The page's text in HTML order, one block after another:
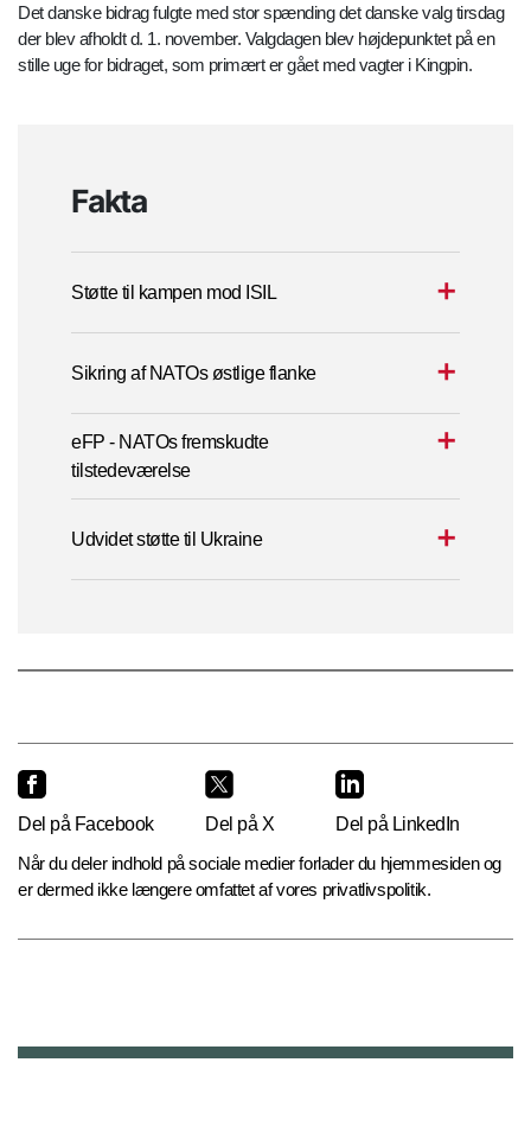
Det danske bidrag fulgte med stor spænding det danske valg tirsdag
der blev afholdt d. 1. november. Valgdagen blev højdepunktet på en
stille uge for bidraget, som primært er gået med vagter i Kingpin.
Fakta
Støtte til kampen mod ISIL
Sikring af NATOs østlige flanke
eFP - NATOs fremskudte
tilstedeværelse
Udvidet støtte til Ukraine
Del på Facebook Del på X
Del på LinkedIn
Når du deler indhold på sociale medier forlader du hjemmesiden og
er dermed ikke længere omfattet af vores privatlivspolitik.